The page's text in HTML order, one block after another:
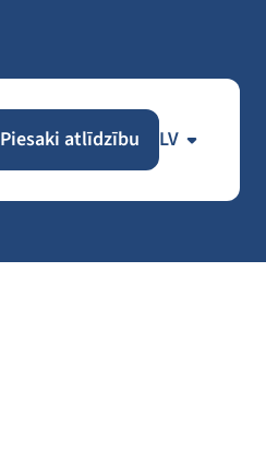
Piesaki atlīdzību LV